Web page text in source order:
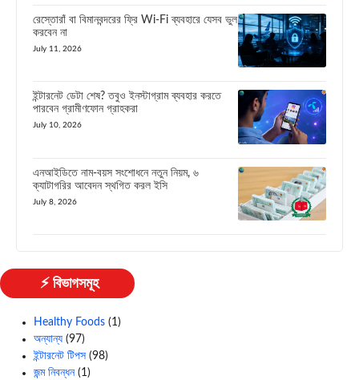
রেস্তোরাঁ বা বিমানবন্দরের ফ্রি Wi-Fi ব্যবহারে যেসব ভুল
করবেন না
July 11, 2026
ইন্টারনেট ডেটা শেষ? তবুও ইনস্টাগ্রাম ব্যবহার করতে
পারবেন গ্রামীণফোন গ্রাহকরা
July 10, 2026
এনআইডিতে নাম-বয়স সংশোধনে নতুন নিয়ম, ৬
ক্যাটাগরির আবেদন স্থগিত করল ইসি
July 8, 2026
⚡ বিভাগসমূহ
Healthy Foods (1)
অন্যান্য (97)
ইন্টারনেট টিপস (98)
জন্ম নিবন্ধন(1)